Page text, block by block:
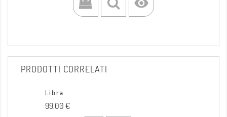

PRODOTTI CORRELATI
Libra
Prezzo
99,00 €